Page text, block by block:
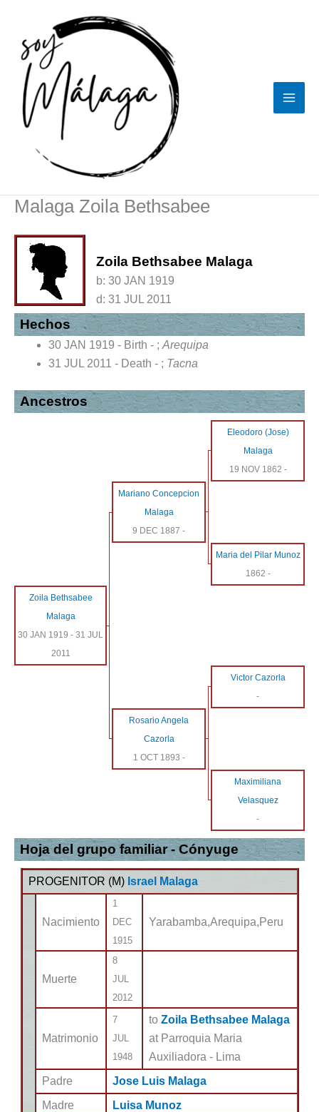
contenido
Malaga Zoila Bethsabee
Zoila Bethsabee Malaga
b: 30 JAN 1919
d: 31 JUL 2011
Hechos
30 JAN 1919 - Birth - ; Arequipa
31 JUL 2011 - Death - ; Tacna
Ancestros
Eleodoro (Jose)
Malaga
19 NOV 1862 -
Mariano Concepcion
Malaga
9 DEC 1887 -
Maria del Pilar Munoz
1862 -
Zoila Bethsabee
Malaga
30 JAN 1919 - 31 JUL
2011
Victor Cazorla
-
Rosario Angela
Cazorla
1 OCT 1893 -
Maximiliana
Velasquez
-
Hoja del grupo familiar - Cónyuge
PROGENITOR (M) Israel Malaga
Nacimiento
1
DEC
1915
Yarabamba,Arequipa,Peru
Muerte
8
JUL
2012
Matrimonio
7
JUL
1948
to Zoila Bethsabee Malaga
at Parroquia Maria
Auxiliadora - Lima
Padre
Jose Luis Malaga
Madre
Luisa Munoz